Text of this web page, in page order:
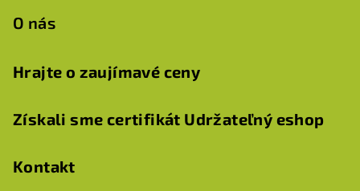
O nás
Hrajte o zaujímavé ceny
Získali sme certifikát Udržateľný eshop
Kontakt